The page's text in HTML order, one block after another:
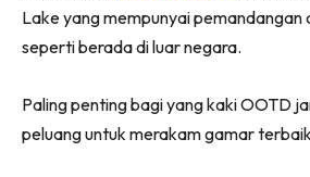
Lake yang mempunyai pemandangan
seperti berada di luar negara.
Paling penting bagi yang kaki OOTD
peluang untuk merakam gamar